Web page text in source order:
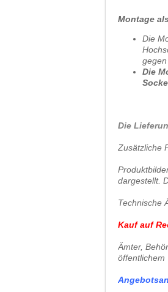
Montage
Die
gegen
Die
Die
Zusätzliche
dargestellt.
Technische
Kauf auf
Ämter,
öffentlichem